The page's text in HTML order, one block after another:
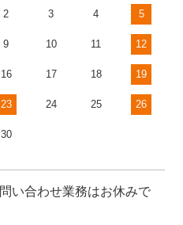
2 3 4 5
9 10 11 12
16 17 18 19
23 24 25 26
30
い合わせ業務はお休みで